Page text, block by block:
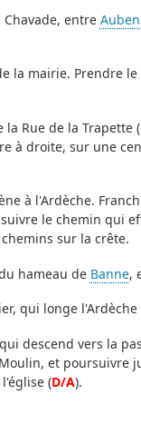
entre
la mairie. Prendre
Rue de la
à droite, sur une
à l'Ardèche.
le chemin qui
sur la crête.
hameau de Banne,
qui longe
descend vers la
et poursuivre
(D/A).